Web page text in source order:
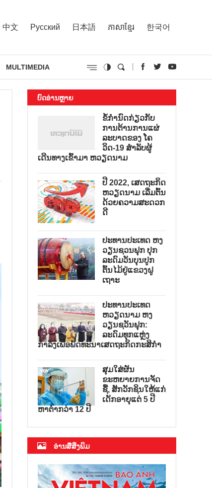
中文 Русский 日本語 ភាសាខ្មែរ 한국어
MULTIMEDIA
ບົດອ່ານຫຼາຍ
ຂໍ້ກຳນົດກ່ຽວກັບ
ການຕ້ານການແຜ່
ລະບາດຂອງ ໂຄ
ວິດ-19 ສຳລັບຜູ້
ເດີນທາງເຂົ້າມາ ຫວຽດນາມ
ປີ 2022, ເສດຖະກິດ
ຫວຽດນາມ ເລີ່ມຕົ້ນ
ດ້ວຍຄວາມສະດວກ
ດີ
ປະທານປະເທດ ຫງ
ວຽນຊວນຟຸກ ປຸກ
ລະດົມວັນບຸນປູກ
ຕົ້ນໄມ້ຢູ່ແຂວງຝູ
ເຖາະ
ປະທານປະເທດ
ຫວຽດນາມ ຫງ
ວຽນຊວັນຟຸກ:
ລະດົມທຸກແຫຼ່ງ
ກຳລັງເພື່ອພັດທະນາເສດຖະກິດກະສິກຳ
ສຸມໃສ່ຜັນ
ຂະຫຍາຍການຈັດ
ຊື້, ສັກວັກຊິນໃຫ້ແກ່
ເດັກອາຍຸແຕ່ 5 ປີ
ຫາຕ່ຳກວ່າ 12 ປີ
ອ່ານສື່ສິ່ງພິມ